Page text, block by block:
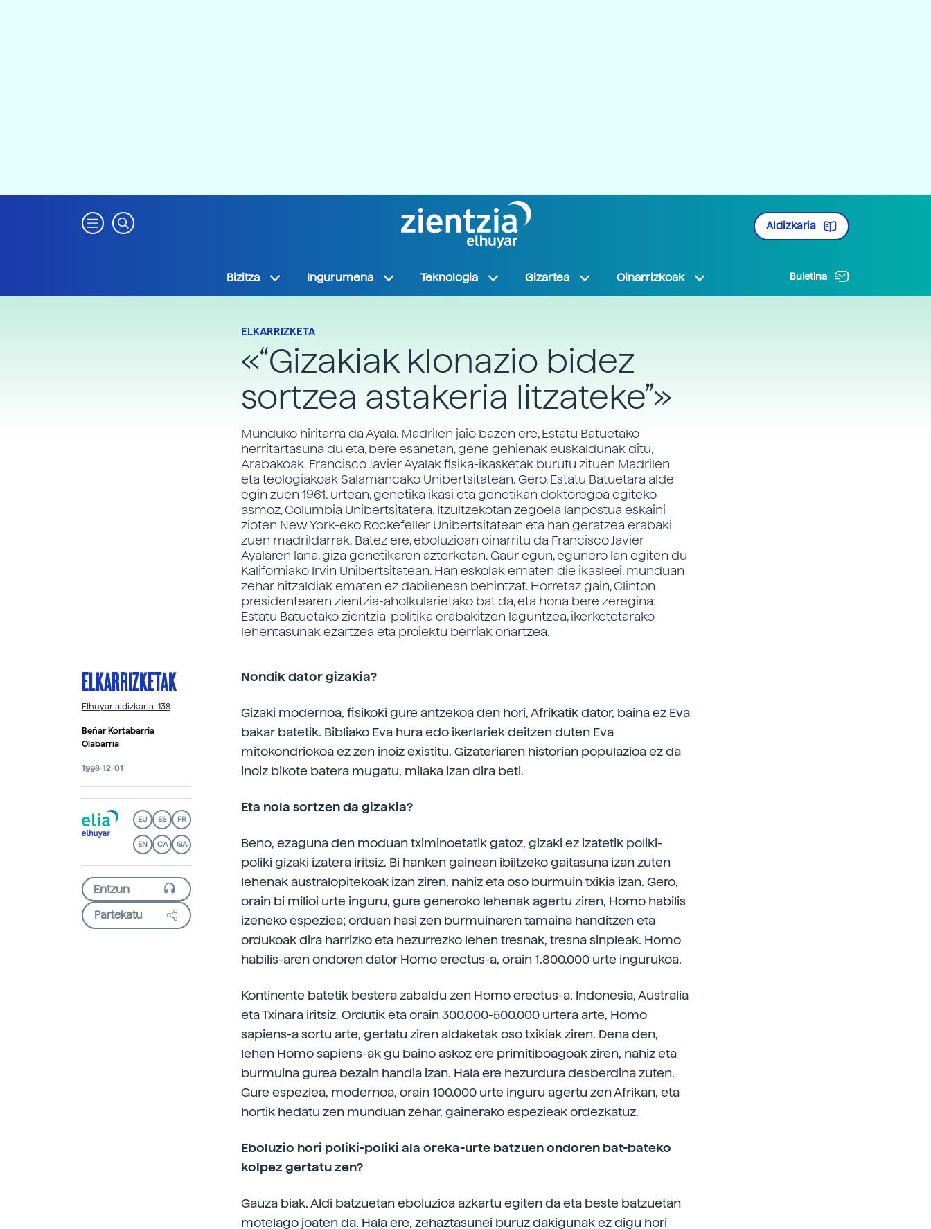
Aldizkaria
Bizitza Ingurumena Teknologia Gizartea Oinarrizkoak Buletina
ELKARRIZKETA
«“Gizakiak klonazio bidez
sortzea astakeria litzateke”»
Munduko hiritarra da Ayala. Madrilen jaio bazen ere, Estatu Batuetako
herritartasuna du eta, bere esanetan, gene gehienak euskaldunak ditu,
Arabakoak. Francisco Javier Ayalak fisika-ikasketak burutu zituen Madrilen
eta teologiakoak Salamancako Unibertsitatean. Gero, Estatu Batuetara alde
egin zuen 1961. urtean, genetika ikasi eta genetikan doktoregoa egiteko
asmoz, Columbia Unibertsitatera. Itzultzekotan zegoela lanpostua eskaini
zioten New York-eko Rockefeller Unibertsitatean eta han geratzea erabaki
zuen madrildarrak. Batez ere, eboluzioan oinarritu da Francisco Javier
Ayalaren lana, giza genetikaren azterketan. Gaur egun, egunero lan egiten du
Kaliforniako Irvin Unibertsitatean. Han eskolak ematen die ikasleei, munduan
zehar hitzaldiak ematen ez dabilenean behintzat. Horretaz gain, Clinton
presidentearen zientzia-aholkularietako bat da, eta hona bere zeregina:
Estatu Batuetako zientzia-politika erabakitzen laguntzea, ikerketetarako
lehentasunak ezartzea eta proiektu berriak onartzea.
ELKARRIZKETAK
Elhuyar aldizkaria: 138
Beñar Kortabarria
Olabarria
1998-12-01
EU ES FR
EN CA GA
Partekatu
Nondik dator gizakia?
Gizaki modernoa, fisikoki gure antzekoa den hori, Afrikatik dator, baina ez Eva
bakar batetik. Bibliako Eva hura edo ikerlariek deitzen duten Eva
mitokondriokoa ez zen inoiz existitu. Gizateriaren historian populazioa ez da
inoiz bikote batera mugatu, milaka izan dira beti.
Eta nola sortzen da gizakia?
Beno, ezaguna den moduan tximinoetatik gatoz, gizaki ez izatetik poliki-
poliki gizaki izatera iritsiz. Bi hanken gainean ibiltzeko gaitasuna izan zuten
lehenak australopitekoak izan ziren, nahiz eta oso burmuin txikia izan. Gero,
orain bi milioi urte inguru, gure generoko lehenak agertu ziren, Homo habilis
izeneko espeziea; orduan hasi zen burmuinaren tamaina handitzen eta
ordukoak dira harrizko eta hezurrezko lehen tresnak, tresna sinpleak. Homo
habilis-aren ondoren dator Homo erectus-a, orain 1.800.000 urte ingurukoa.
Kontinente batetik bestera zabaldu zen Homo erectus-a, Indonesia, Australia
eta Txinara iritsiz. Ordutik eta orain 300.000-500.000 urtera arte, Homo
sapiens-a sortu arte, gertatu ziren aldaketak oso txikiak ziren. Dena den,
lehen Homo sapiens-ak gu baino askoz ere primitiboagoak ziren, nahiz eta
burmuina gurea bezain handia izan. Hala ere hezurdura desberdina zuten.
Gure espeziea, modernoa, orain 100.000 urte inguru agertu zen Afrikan, eta
hortik hedatu zen munduan zehar, gainerako espezieak ordezkatuz.
Eboluzio hori poliki-poliki ala oreka-urte batzuen ondoren bat-bateko
kolpez gertatu zen?
Gauza biak. Aldi batzuetan eboluzioa azkartu egiten da eta beste batzuetan
motelago joaten da. Hala ere, zehaztasunei buruz dakigunak ez digu hori